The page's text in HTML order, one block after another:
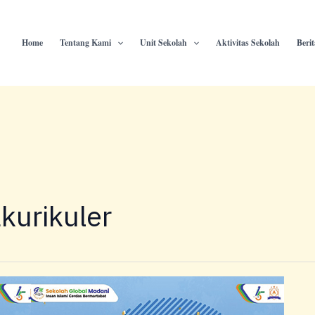
Home Tentang Kami Unit Sekolah Aktivitas Sekolah